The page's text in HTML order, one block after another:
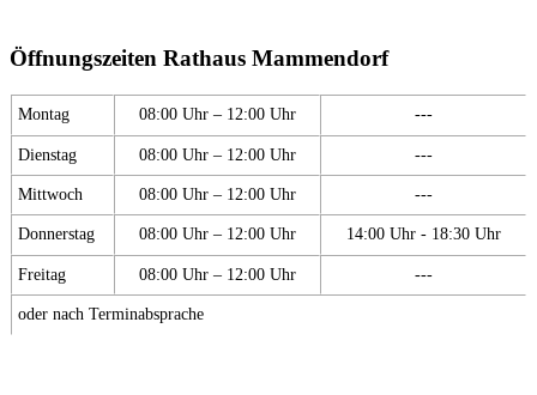
Öffnungszeiten Rathaus Mammendorf
Montag 08:00 Uhr – 12:00 Uhr ---
Dienstag 08:00 Uhr – 12:00 Uhr ---
Mittwoch 08:00 Uhr – 12:00 Uhr ---
Donnerstag 08:00 Uhr – 12:00 Uhr 14:00 Uhr - 18:30 Uhr
Freitag 08:00 Uhr – 12:00 Uhr ---
oder nach Terminabsprache